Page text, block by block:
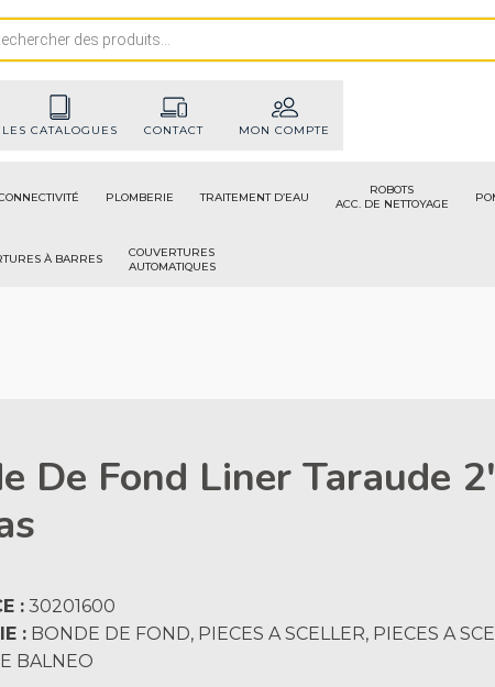
LES CATALOGUES CONTACT MON COMPTE
PLOMBERIE TRAITEMENT D’EAU
ROBOTS
ACC. DE NETTOYAGE
À BARRES
COUVERTURES
AUTOMATIQUES
De Fond Liner Taraude
: 30201600
: BONDE DE FOND, PIECES A SCELLER, PIECES A
BALNEO